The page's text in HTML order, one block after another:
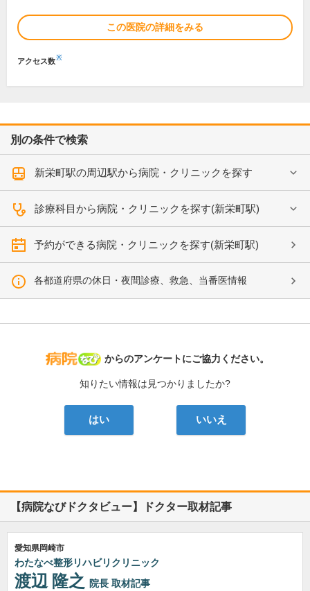
この医院の詳細をみる
アクセス数※
別の条件で検索
新栄町駅の周辺駅から病院・クリニックを探す
診療科目から病院・クリニックを探す(新栄町駅)
予約ができる病院・クリニックを探す(新栄町駅)
各都道府県の休日・夜間診療、救急、当番医情報
病院なび
からのアンケートにご協力ください。
知りたい情報は見つかりましたか?
はい いいえ
【病院なびドクタビュー】ドクター取材記事
愛知県岡崎市
わたなべ整形リハビリクリニック
渡辺 隆之 院長 取材記事